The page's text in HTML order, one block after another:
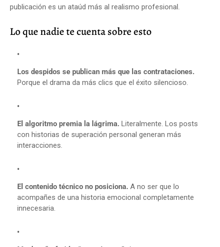
publicación es un ataúd más al realismo profesional.
Lo que nadie te cuenta sobre esto
Los despidos se publican más que las contrataciones.
Porque el drama da más clics que el éxito silencioso.
El algoritmo premia la lágrima. Literalmente. Los posts
con historias de superación personal generan más
interacciones.
El contenido técnico no posiciona. A no ser que lo
acompañes de una historia emocional completamente
innecesaria.